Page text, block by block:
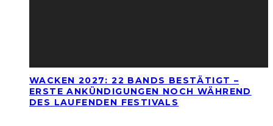
WACKEN 2027: 22 BANDS BESTÄTIGT –
ERSTE ANKÜNDIGUNGEN NOCH WÄHREND
DES LAUFENDEN FESTIVALS